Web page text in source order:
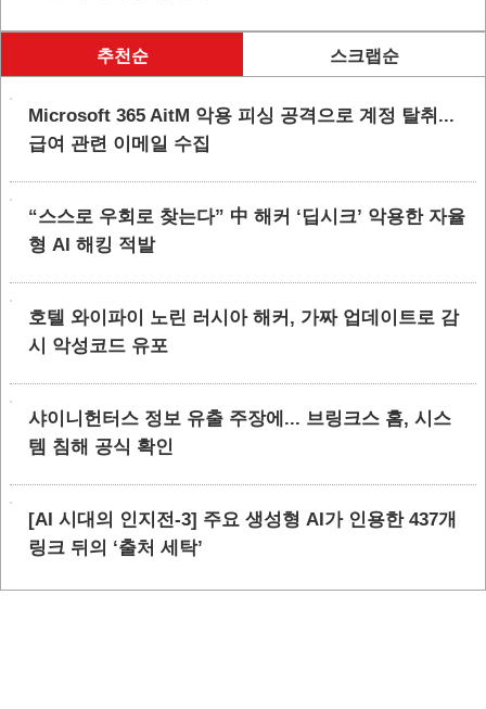
추천순 스크랩순
Microsoft 365 AitM 악용 피싱 공격으로 계정 탈취...
급여 관련 이메일 수집
“스스로 우회로 찾는다” 中 해커 ‘딥시크’ 악용한 자율
형 AI 해킹 적발
호텔 와이파이 노린 러시아 해커, 가짜 업데이트로 감
시 악성코드 유포
샤이니헌터스 정보 유출 주장에... 브링크스 홈, 시스
템 침해 공식 확인
[AI 시대의 인지전-3] 주요 생성형 AI가 인용한 437개
링크 뒤의 ‘출처 세탁’